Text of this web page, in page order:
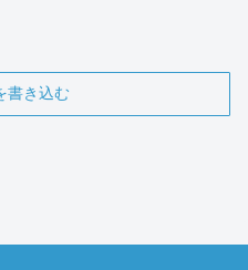
書き込む